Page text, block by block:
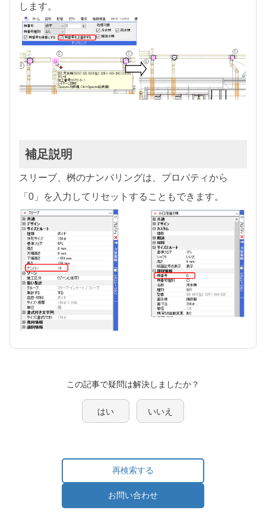
します。
補足説明
スリーブ、桝のナンバリングは、プロパティから
「0」を入力してリセットすることもできます。
この記事で疑問は解決しましたか？
はい いいえ
再検索する
お問い合わせ